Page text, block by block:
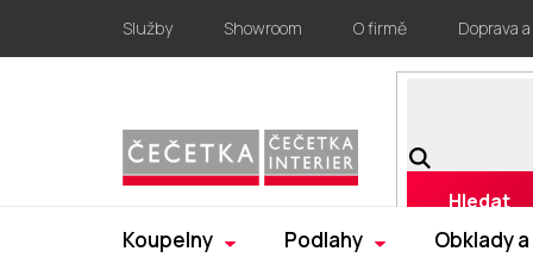
obsah
Služby Showroom O firmě Doprava
Hledat
Koupelny Podlahy Obklady